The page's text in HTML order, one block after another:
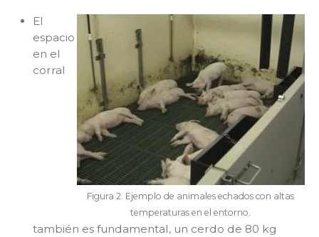
Figura 2. Ejemplo de animales echados con altas
temperaturas en el entorno.
El
espacio
en el
corral
también es fundamental, un cerdo de 80 kg